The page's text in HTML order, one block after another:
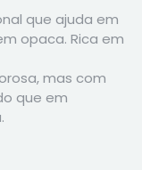
que ajuda em
opaca. Rica em
mas com
que em